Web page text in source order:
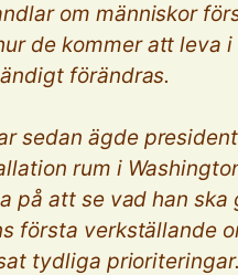
om människor
de kommer att leva i
förändras.
sedan ägde president
rum i
på att se vad han ska
första verkställande
tydliga